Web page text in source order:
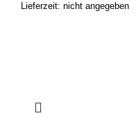
Lieferzeit: nicht angegeben